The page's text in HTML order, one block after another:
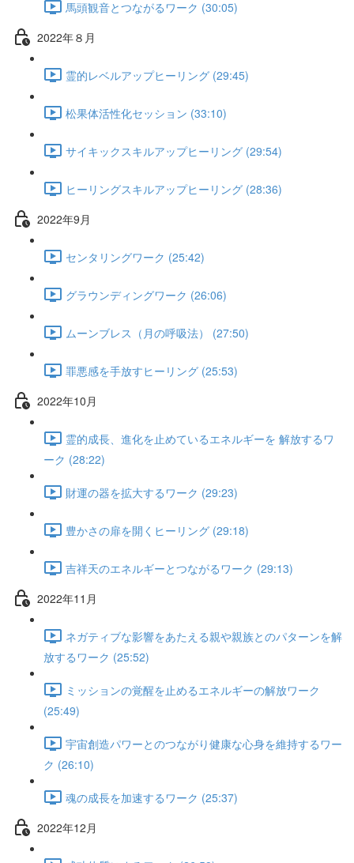
馬頭観音とつながるワーク (30:05)
2022年８月
霊的レベルアップヒーリング (29:45)
松果体活性化セッション (33:10)
サイキックスキルアップヒーリング (29:54)
ヒーリングスキルアップヒーリング (28:36)
2022年9月
センタリングワーク (25:42)
グラウンディングワーク (26:06)
ムーンブレス（月の呼吸法） (27:50)
罪悪感を手放すヒーリング (25:53)
2022年10月
霊的成長、進化を止めているエネルギーを 解放するワ
ーク (28:22)
財運の器を拡大するワーク (29:23)
豊かさの扉を開くヒーリング (29:18)
吉祥天のエネルギーとつながるワーク (29:13)
2022年11月
ネガティブな影響をあたえる親や親族とのパターンを解
放するワーク (25:52)
ミッションの覚醒を止めるエネルギーの解放ワーク
(25:49)
宇宙創造パワーとのつながり健康な心身を維持するワー
ク (26:10)
魂の成長を加速するワーク (25:37)
2022年12月